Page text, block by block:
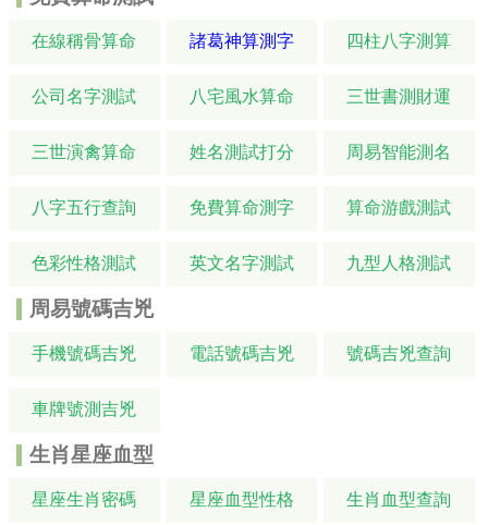
在線稱骨算命 諸葛神算測字 四柱八字測算
公司名字測試 八宅風水算命 三世書測財運
三世演禽算命 姓名測試打分 周易智能測名
八字五行查詢 免費算命測字 算命游戲測試
色彩性格測試 英文名字測試 九型人格測試
周易號碼吉兇
手機號碼吉兇 電話號碼吉兇 號碼吉兇查詢
車牌號測吉兇
生肖星座血型
星座生肖密碼 星座血型性格 生肖血型查詢